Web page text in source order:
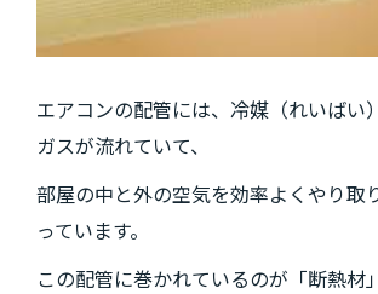
エアコンの配管には、冷媒（れいばい
ガスが流れていて、
部屋の中と外の空気を効率よくやり取
っています。
この配管に巻かれているのが「断熱材